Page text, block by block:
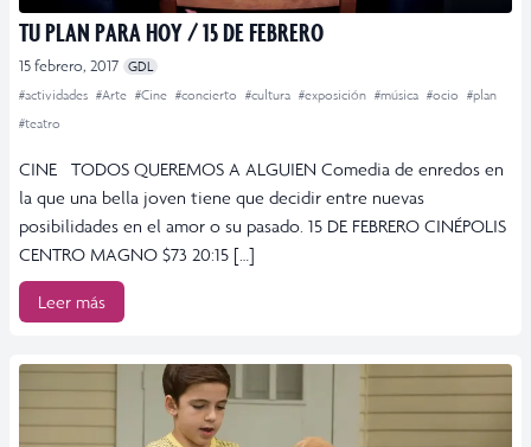
TU PLAN PARA HOY / 15 DE FEBRERO
15 febrero, 2017 GDL
#actividades #Arte #Cine #concierto #cultura #exposición #música #ocio #plan
#teatro
CINE TODOS QUEREMOS A ALGUIEN Comedia de enredos en
la que una bella joven tiene que decidir entre nuevas
posibilidades en el amor o su pasado. 15 DE FEBRERO CINÉPOLIS
CENTRO MAGNO $73 20:15 […]
Leer más